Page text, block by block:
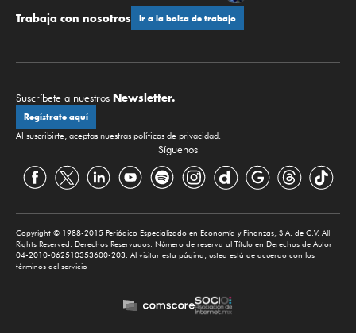
Trabaja con nosotros Ir a la bolsa de trabajo
Suscríbete a nuestros Newsletter.
Regístrate aquí
Al suscribirte, aceptas nuestras políticas de privacidad
Síguenos
Copyright © 1988-2015 Periódico Especializado en Economía y Finanzas, S.A. de C.V. All
Rights Reserved. Derechos Reservados. Número de reserva al Título en Derechos de Autor
04-2010-062510353600-203. Al visitar esta página, usted está de acuerdo con los
términos del servicio